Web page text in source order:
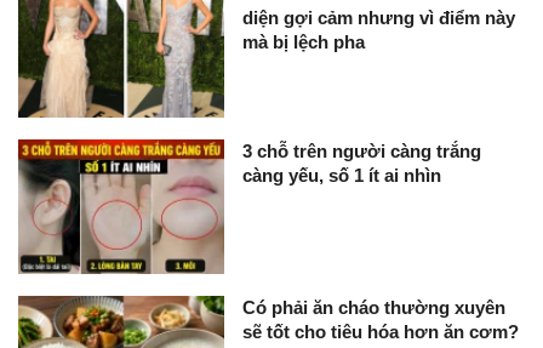
diện gợi cảm nhưng vì điểm này
mà bị lệch pha
3 chỗ trên người càng trắng
càng yếu, số 1 ít ai nhìn
Có phải ăn cháo thường xuyên
sẽ tốt cho tiêu hóa hơn ăn cơm?